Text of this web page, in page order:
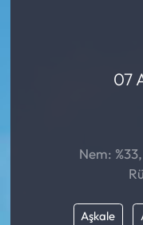
07
Nem:
Aşkale